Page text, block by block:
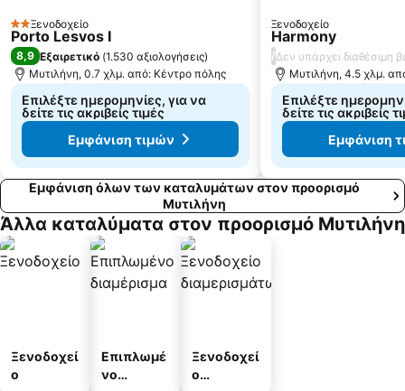
2 Αστέρια
Ξενοδοχείο
Porto Lesvos I
8,9 Εξαιρετικό (1.530 αξιολογήσεις)
Μυτιλήνη, 0.7 χλμ. από: Κέντρο πόλης
Επιλέξτε ημερομηνίες, για να
δείτε τις ακριβείς τιμές
Εμφάνιση τιμών
Ξενοδοχείο
Harmony
/Δεν υπάρχει διαθέσιμη
Μυτιλήνη, 4.5 χλμ.
Επιλέξτε
δείτε τις ακριβείς
Εμφάνιση
Εμφάνιση όλων των καταλυμάτων στον προορισμό
Μυτιλήνη
Άλλα καταλύματα στον προορισμό Μυτιλήνη
Ξενοδοχεί
ο
Επιπλωμέ
νο
Ξενοδοχεί
ο